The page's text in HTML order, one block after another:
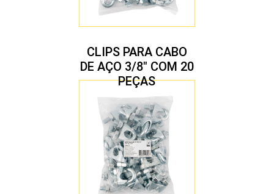
CLIPS PARA CABO
DE AÇO 3/8″ COM 20
PEÇAS